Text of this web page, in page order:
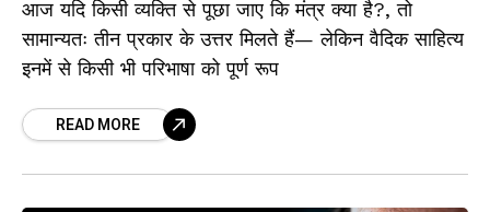
आज यदि किसी व्यक्ति से पूछा जाए कि मंत्र क्या है?, तो
सामान्यतः तीन प्रकार के उत्तर मिलते हैं— लेकिन वैदिक साहित्य
इनमें से किसी भी परिभाषा को पूर्ण रूप
READ MORE